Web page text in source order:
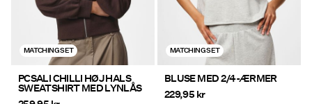
MATCHING SET
PCSALI CHILLI HØJ HALS
SWEATSHIRT MED LYNLÅS
MATCHING SET
BLUSE MED 2/4-ÆRMER
229,95 kr